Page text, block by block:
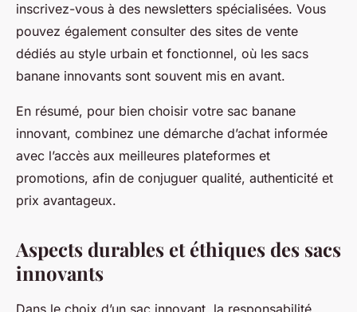
inscrivez-vous à des newsletters spécialisées. Vous
pouvez également consulter des sites de vente
dédiés au style urbain et fonctionnel, où les sacs
banane innovants sont souvent mis en avant.
En résumé, pour bien choisir votre sac banane
innovant, combinez une démarche d’achat informée
avec l’accès aux meilleures plateformes et
promotions, afin de conjuguer qualité, authenticité et
prix avantageux.
Aspects durables et éthiques des sacs
innovants